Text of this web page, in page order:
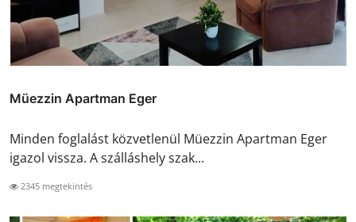
Müezzin Apartman Eger
Minden foglalást közvetlenül Müezzin Apartman Eger
igazol vissza. A szálláshely szak...
2345 megtekintés